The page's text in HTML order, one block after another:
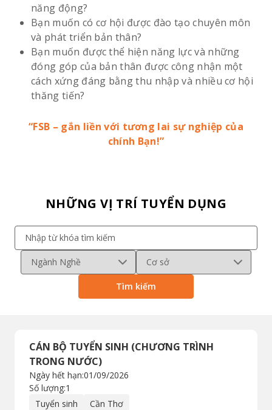
năng động?
Bạn muốn có cơ hội được đào tạo chuyên môn
và phát triển bản thân?
Bạn muốn được thể hiện năng lực và những
đóng góp của bản thân được công nhận một
cách xứng đáng bằng thu nhập và nhiều cơ hội
thăng tiến?
“FSB – gắn liền với tương lai sự nghiệp của
chính Bạn!”
NHỮNG VỊ TRÍ TUYỂN DỤNG
Tìm kiếm
CÁN BỘ TUYỂN SINH (CHƯƠNG TRÌNH
TRONG NƯỚC)
Số lượng:1
Tuyển sinh
Cần Thơ
Ngày hết hạn:01/09/2026